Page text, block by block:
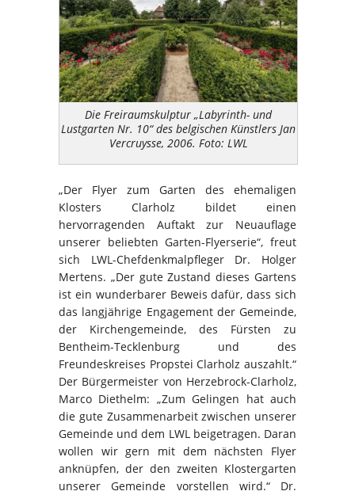
Die Freiraumskulptur „Labyrinth- und
Lustgarten Nr. 10“ des belgischen Künstlers Jan
Vercruysse, 2006. Foto: LWL
„Der Flyer zum Garten des ehemaligen
Klosters Clarholz bildet einen
hervorragenden Auftakt zur Neuauflage
unserer beliebten Garten-Flyerserie“, freut
sich LWL-Chefdenkmalpfleger Dr. Holger
Mertens. „Der gute Zustand dieses Gartens
ist ein wunderbarer Beweis dafür, dass sich
das langjährige Engagement der Gemeinde,
der Kirchengemeinde, des Fürsten zu
Bentheim-Tecklenburg und des
Freundeskreises Propstei Clarholz auszahlt.“
Der Bürgermeister von Herzebrock-Clarholz,
Marco Diethelm: „Zum Gelingen hat auch
die gute Zusammenarbeit zwischen unserer
Gemeinde und dem LWL beigetragen. Daran
wollen wir gern mit dem nächsten Flyer
anknüpfen, der den zweiten Klostergarten
unserer Gemeinde vorstellen wird.“ Dr.